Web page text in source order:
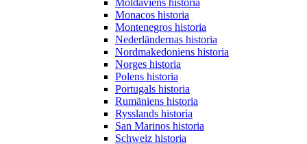
Monacos historia
Montenegros historia
Nederländernas historia
Nordmakedoniens historia
Norges historia
Polens historia
Portugals historia
Rumäniens historia
Rysslands historia
San Marinos historia
Schweiz historia